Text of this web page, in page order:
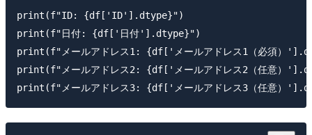
print(f"ID: {df['ID'].dtype}")
print(f"日付: {df['日付'].dtype}")
print(f"メールアドレス1: {df['メールアドレス1（必須）
print(f"メールアドレス2: {df['メールアドレス2（任意）